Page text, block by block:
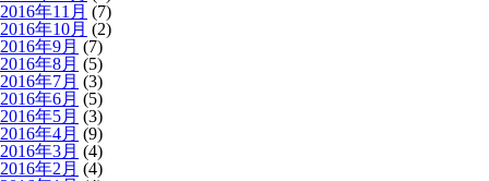
2016年11月 (7)
2016年10月 (2)
2016年9月 (7)
2016年8月 (5)
2016年7月 (3)
2016年6月 (5)
2016年5月 (3)
2016年4月 (9)
2016年3月 (4)
2016年2月 (4)